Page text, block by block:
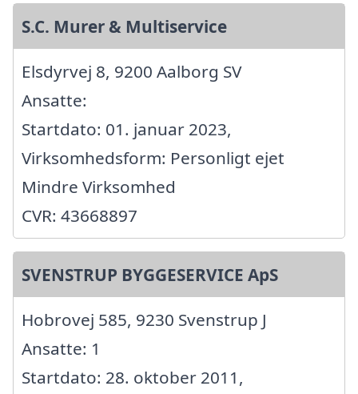
S.C. Murer & Multiservice
Elsdyrvej 8, 9200 Aalborg SV
Ansatte:
Startdato: 01. januar 2023,
Virksomhedsform: Personligt ejet
Mindre Virksomhed
CVR: 43668897
SVENSTRUP BYGGESERVICE ApS
Hobrovej 585, 9230 Svenstrup J
Ansatte: 1
Startdato: 28. oktober 2011,